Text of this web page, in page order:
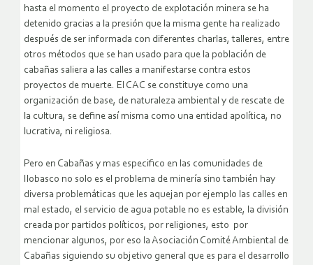
hasta el momento el proyecto de explotación minera se ha
detenido gracias a la presión que la misma gente ha realizado
después de ser informada con diferentes charlas, talleres, entre
otros métodos que se han usado para que la población de
cabañas saliera a las calles a manifestarse contra estos
proyectos de muerte. El CAC se constituye como una
organización de base, de naturaleza ambiental y de rescate de
la cultura, se define así misma como una entidad apolítica, no
lucrativa, ni religiosa.
Pero en Cabañas y mas especifico en las comunidades de
Ilobasco no solo es el problema de minería sino también hay
diversa problemáticas que les aquejan por ejemplo las calles en
mal estado, el servicio de agua potable no es estable, la división
creada por partidos políticos, por religiones, esto por
mencionar algunos, por eso la Asociación Comité Ambiental de
Cabañas siguiendo su objetivo general que es para el desarrollo